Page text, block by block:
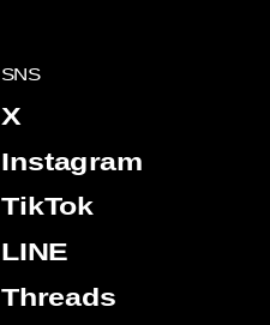
SNS
X
Instagram
TikTok
LINE
Threads